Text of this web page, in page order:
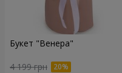
Букет "Венера"
4 199 грн